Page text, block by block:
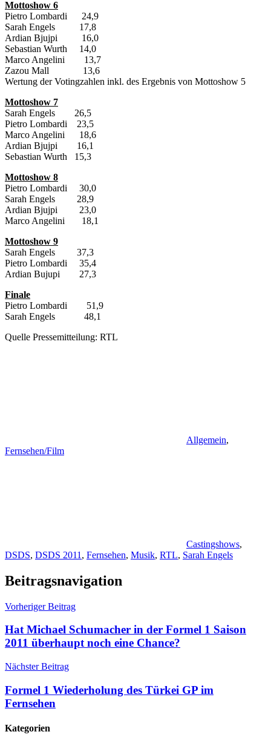
Mottoshow 6
Pietro Lombardi 24,9
Sarah Engels 17,8
Ardian Bjujpi 16,0
Sebastian Wurth 14,0
Marco Angelini 13,7
Zazou Mall 13,6
Wertung der Votingzahlen inkl. des Ergebnis von Mottoshow 5
Mottoshow 7
Sarah Engels 26,5
Pietro Lombardi 23,5
Marco Angelini 18,6
Ardian Bjujpi 16,1
Sebastian Wurth 15,3
Mottoshow 8
Pietro Lombardi 30,0
Sarah Engels 28,9
Ardian Bjujpi 23,0
Marco Angelini 18,1
Mottoshow 9
Sarah Engels 37,3
Pietro Lombardi 35,4
Ardian Bujupi 27,3
Finale
Pietro Lombardi 51,9
Sarah Engels 48,1
Quelle Pressemitteilung: RTL
Allgemein,
Fernsehen/Film
Castingshows,
DSDS, DSDS 2011 , Fernsehen, Musik, RTL, Sarah Engels
Beitragsnavigation
Vorheriger Beitrag
Hat Michael Schumacher in der Formel 1 Saison
2011 überhaupt noch eine Chance?
Nächster Beitrag
Formel 1 Wiederholung des Türkei GP im
Fernsehen
Kategorien